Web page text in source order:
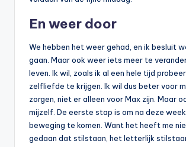
En weer door
We hebben het weer gehad, en ik besluit
gaan. Maar ook weer iets meer te
leven. Ik wil, zoals ik al een hele tijd
zelfliefde te krijgen. Ik wil dus beter voor
zorgen, niet er alleen voor Max zijn. Maar
mijzelf. De eerste stap is om na deze
beweging te komen. Want het heeft me
gedaan dat stilstaan, het letterlijk